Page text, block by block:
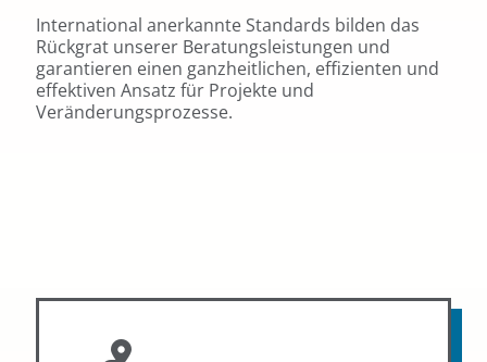
International anerkannte Standards bilden das
Rückgrat unserer Beratungsleistungen und
garantieren einen ganzheitlichen, effizienten und
effektiven Ansatz für Projekte und
Veränderungsprozesse.